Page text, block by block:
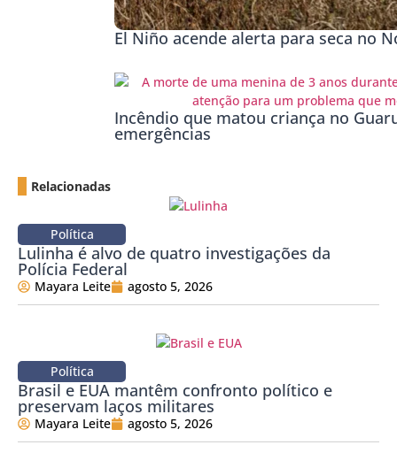
El Niño acende alerta para seca no
Incêndio que matou criança no
emergências
Relacionadas
Política
Lulinha é alvo de quatro investigações da
Polícia Federal
Mayara Leite agosto 5, 2026
Política
Brasil e EUA mantêm confronto político e
preservam laços militares
Mayara Leite agosto 5, 2026